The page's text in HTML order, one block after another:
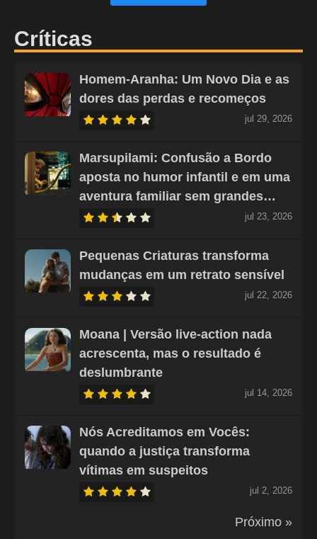
Críticas
Homem-Aranha: Um Novo Dia e as
dores das perdas e recomeços
jul 29, 2026
Marsupilami: Confusão a Bordo
aposta no humor infantil e em uma
aventura familiar sem grandes…
jul 23, 2026
Pequenas Criaturas transforma
mudanças em um retrato sensível
jul 22, 2026
Moana | Versão live-action nada
acrescenta, mas o resultado é
deslumbrante
jul 14, 2026
Nós Acreditamos em Vocês:
quando a justiça transforma
vítimas em suspeitos
jul 2, 2026
Próximo »